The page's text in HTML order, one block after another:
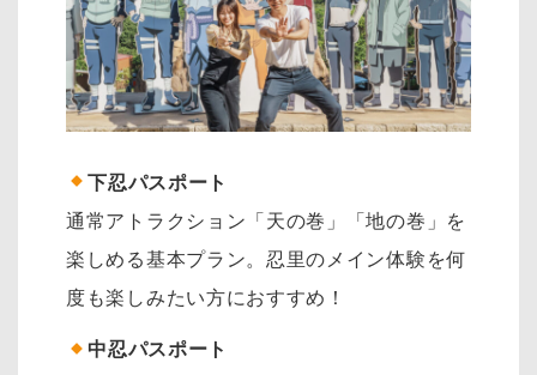
下忍パスポート
通常アトラクション「天の巻」「地の巻」を
楽しめる基本プラン。忍里のメイン体験を何
度も楽しみたい方におすすめ！
中忍パスポート